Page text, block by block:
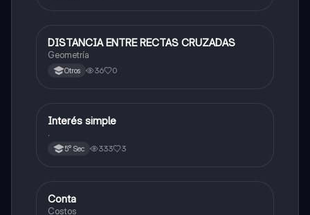
Matemáticas
DISTANCIA ENTRE RECTAS CRUZADAS
Geometría
Otros 36 0
Matemáticas
Interés simple
.
5° Sec 333 3
Matemáticas
Conta
Costos